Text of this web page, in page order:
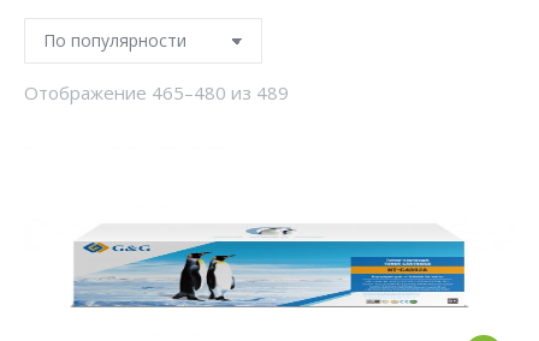
Отображение 465–480 из 489